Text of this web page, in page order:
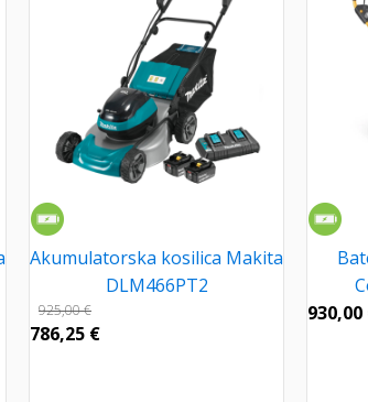
Akumulatorska kosilica Makita
DLM466PT2
925,00€
786,25 €
930,00